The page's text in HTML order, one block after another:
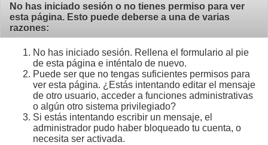
No has iniciado sesión o no tienes permiso para ver
esta página. Esto puede deberse a una de varias
razones:
No has iniciado sesión. Rellena el formulario al pie
de esta página e inténtalo de nuevo.
Puede ser que no tengas suficientes permisos para
ver esta página. ¿Estás intentando editar el mensaje
de otro usuario, acceder a funciones administrativas
o algún otro sistema privilegiado?
Si estás intentando escribir un mensaje, el
administrador pudo haber bloqueado tu cuenta, o
necesita ser activada.